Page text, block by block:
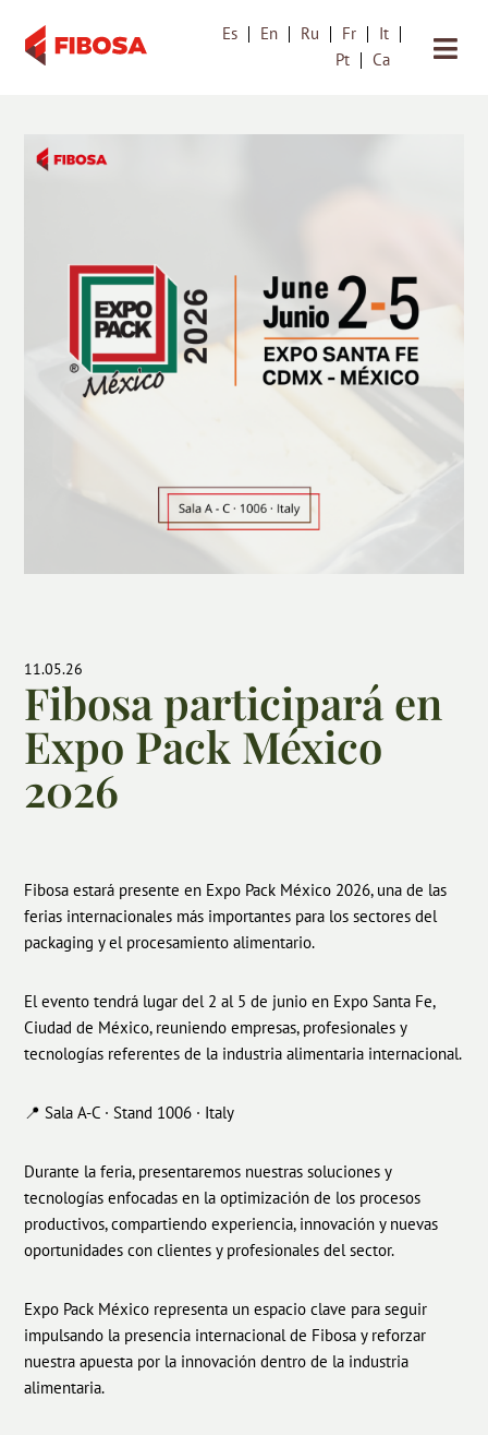
Saltar
Es En Ru Fr
It
Pt
Ca
11.05.26
Fibosa participará en
Expo Pack México
2026
Fibosa estará presente en Expo Pack México 2026, una de las
ferias internacionales más importantes para los sectores del
packaging y el procesamiento alimentario.
El evento tendrá lugar del 2 al 5 de junio en Expo Santa Fe,
Ciudad de México, reuniendo empresas, profesionales y
tecnologías referentes de la industria alimentaria internacional.
📍 Sala A-C · Stand 1006 · Italy
Durante la feria, presentaremos nuestras soluciones y
tecnologías enfocadas en la optimización de los procesos
productivos, compartiendo experiencia, innovación y nuevas
oportunidades con clientes y profesionales del sector.
Expo Pack México representa un espacio clave para seguir
impulsando la presencia internacional de Fibosa y reforzar
nuestra apuesta por la innovación dentro de la industria
alimentaria.